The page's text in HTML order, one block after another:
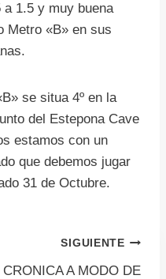
1.5 y muy buena
Metro «B» en sus
se situa 4º en la
del Estepona Cave
estamos con un
que debemos jugar
31 de Octubre.
SIGUIENTE
CRONICA A MODO DE